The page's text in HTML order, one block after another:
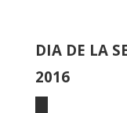
DIA DE LA
2016